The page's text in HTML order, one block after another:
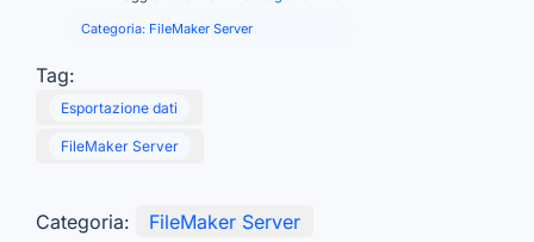
Categoria: FileMaker Server
Tag:
Esportazione dati
FileMaker Server
Categoria:
FileMaker Server